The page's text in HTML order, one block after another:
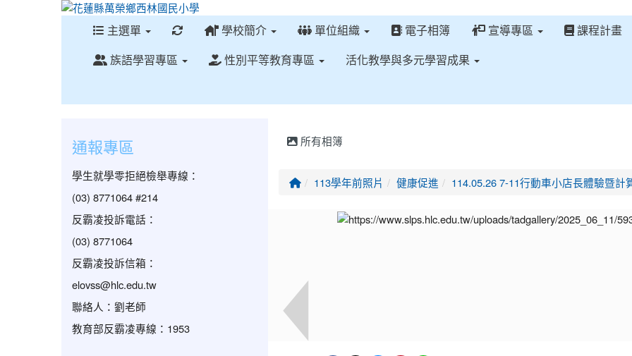
主選單 重新取得佈景設定
學校簡介 單位組織 電子相簿 宣導專區
課程計畫
族語學習專區
性別平等教育專區 活化教學與多元學習成果
所有相簿
回首頁113學年前照片 健康促進 114.05.26 7-11行動車小店長體驗暨計
通報專區
學生就學零拒絕檢舉專線：
(03) 8771064 #214
反霸凌投訴電話：
(03) 8771064
反霸凌投訴信箱：
elovss@hlc.edu.tw
聯絡人：劉老師
教育部反霸凌專線：1953